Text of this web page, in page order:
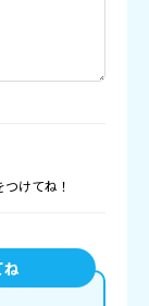
けてね！